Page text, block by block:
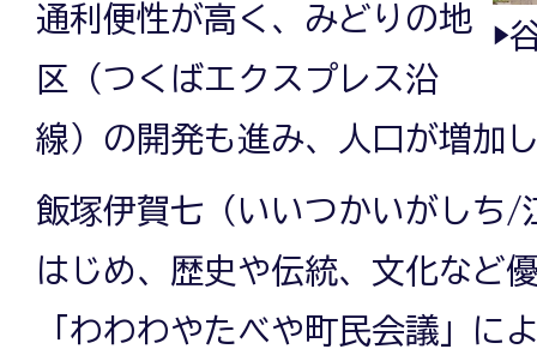
▶
通利便性が高く、みどりの地
区（つくばエクスプレス沿
線）の開発も進み、人口が増加
飯塚伊賀七（いいつかいがしち/
はじめ、歴史や伝統、文化など
「わわわやたべや町民会議」に